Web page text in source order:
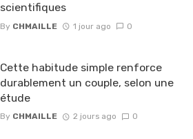
scientifiques
By CHMAILLE 1 jour ago 0
Cette habitude simple renforce
durablement un couple, selon une
étude
By CHMAILLE 2 jours ago 0